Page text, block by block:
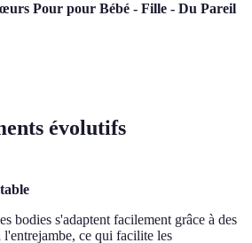
Pour pour Bébé - Fille - Du Pareil
évolutifs
bodies s'adaptent facilement grâce à des
l'entrejambe, ce qui facilite les